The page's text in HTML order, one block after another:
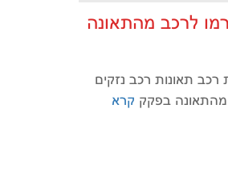
לרכב מהתאונה
רכב תאונות רכב נזקים
בפקק קרא